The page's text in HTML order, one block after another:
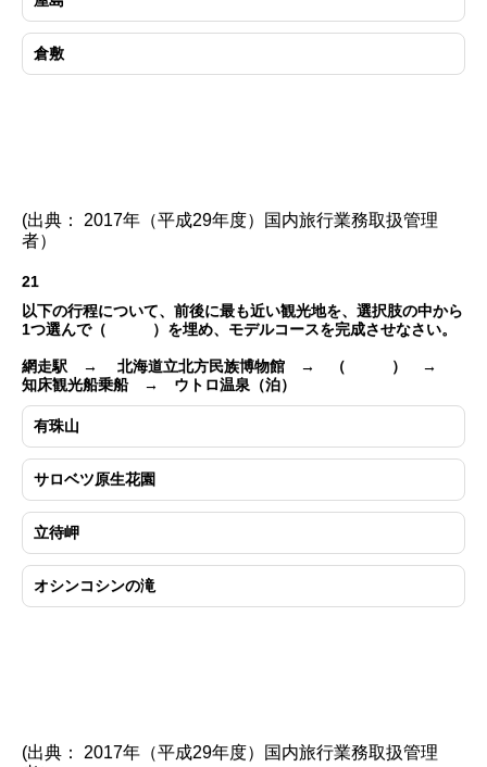
倉敷
(出典： 2017年（平成29年度）国内旅行業務取扱管理
者）
21
以下の行程について、前後に最も近い観光地を、選択肢の中から
1つ選んで（ ）を埋め、モデルコースを完成させなさい。
網走駅 → 北海道立北方民族博物館 → （ ） →
知床観光船乗船 → ウトロ温泉（泊）
有珠山
サロベツ原生花園
立待岬
オシンコシンの滝
(出典： 2017年（平成29年度）国内旅行業務取扱管理